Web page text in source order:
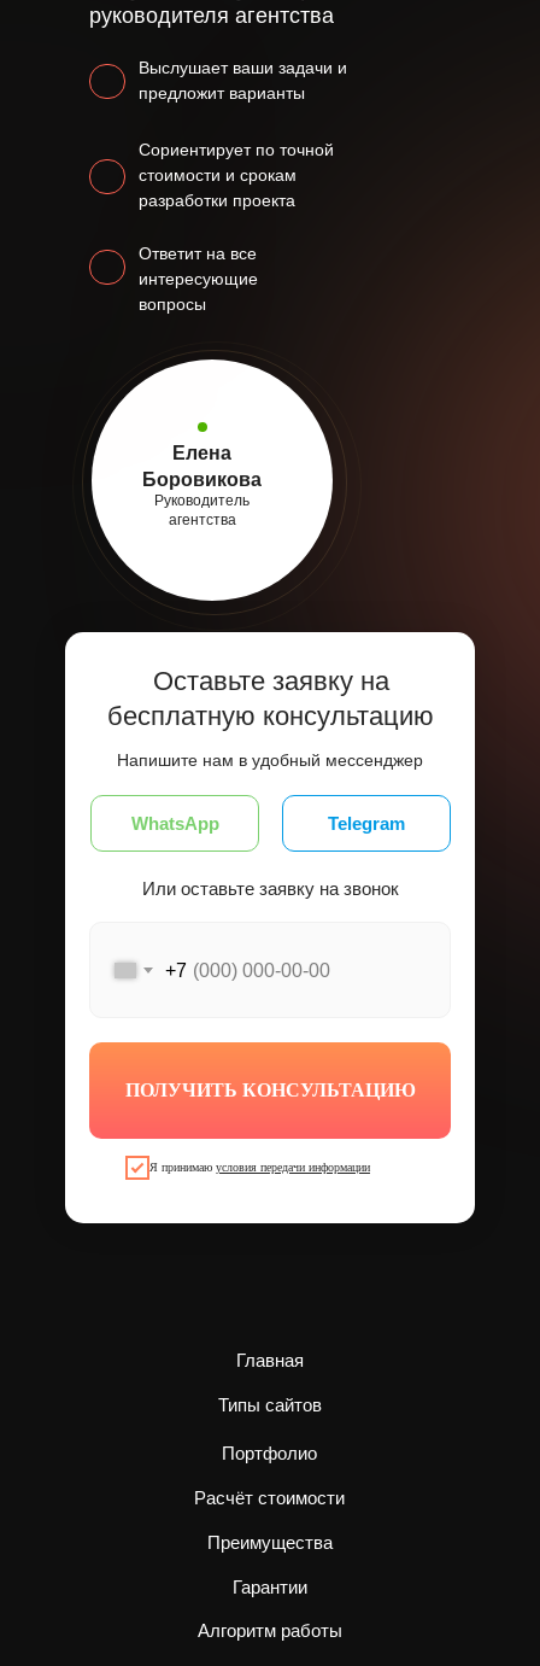
Сориентирует по точной
стоимости и срокам
разработки проекта
руководителя агентства
Ответит на все
интересующие
вопросы
Выслушает ваши задачи и
предложит варианты
Оставьте заявку на
бесплатную консультацию
Напишите нам в удобный мессенджер
Telegram
Или оставьте заявку на звонок
WhatsApp
Я принимаю условия передачи информации
Елена
Боровикова
Руководитель
агентства
+7
ПОЛУЧИТЬ КОНСУЛЬТАЦИЮ
Типы сайтов
Портфолио
Расчёт стоимости
Преимущества
Гарантии
Главная
Алгоритм работы